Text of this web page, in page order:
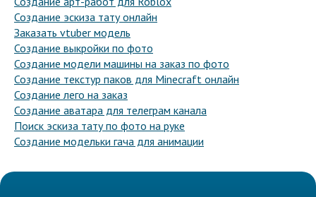
Создание эскиза тату онлайн
Заказать vtuber модель
Создание выкройки по фото
Создание модели машины на заказ по фото
Создание текстур паков для Minecraft онлайн
Создание лего на заказ
Создание аватара для телеграм канала
Поиск эскиза тату по фото на руке
Создание модельки гача для анимации